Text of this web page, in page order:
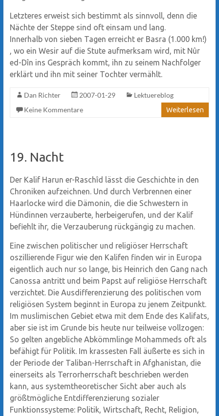
Letzteres erweist sich bestimmt als sinnvoll, denn die
Nächte der Steppe sind oft einsam und lang.
Innerhalb von sieben Tagen erreicht er Basra (1.000 km!)
, wo ein Wesir auf die Stute aufmerksam wird, mit Nûr
ed-Dîn ins Gespräch kommt, ihn zu seinem Nachfolger
erklärt und ihn mit seiner Tochter vermählt.
Dan Richter 2007-01-29
Lektuereblog
Keine Kommentare
Weiterlesen
19. Nacht
Der Kalif Harun er-Raschîd lässt die Geschichte in den
Chroniken aufzeichnen. Und durch Verbrennen einer
Haarlocke wird die Dämonin, die die Schwestern in
Hündinnen verzauberte, herbeigerufen, und der Kalif
befiehlt ihr, die Verzauberung rückgängig zu machen.
Eine zwischen politischer und religiöser Herrschaft
oszillierende Figur wie den Kalifen finden wir in Europa
eigentlich auch nur so lange, bis Heinrich den Gang nach
Canossa antritt und beim Papst auf religiöse Herrschaft
verzichtet. Die Ausdifferenzierung des politischen vom
religiösen System beginnt in Europa zu jenem Zeitpunkt.
Im muslimischen Gebiet etwa mit dem Ende des Kalifats,
aber sie ist im Grunde bis heute nur teilweise vollzogen:
So gelten angebliche Abkömmlinge Mohammeds oft als
befähigt für Politik. Im krassesten Fall äußerte es sich in
der Periode der Taliban-Herrschaft in Afghanistan, die
einerseits als Terrorherrschaft beschrieben werden
kann, aus systemtheoretischer Sicht aber auch als
größtmögliche Entdifferenzierung sozialer
Funktionssysteme: Politik, Wirtschaft, Recht, Religion,